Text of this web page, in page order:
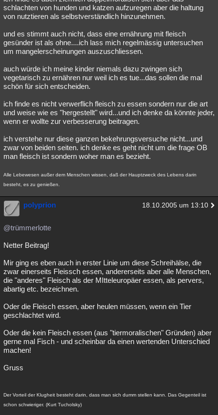
schlachten von hunden und katzen aufzuregen aber die haltung
von nutztieren als selbstverständlich hinzunehmen.
und es stimmt auch nicht, dass eine ernährung mit fleisch
gesünder ist als ohne....ich lass mich regelmässig untersuchen
um mangelerscheinungen auszuschliessen.
auch würde ich meine kinder niemals dazu zwingen sich
vegetarisch zu ernähren nur weil ich es tue...das sollen die mal
schön für sich entscheiden.
ich finde es nicht verwerflich fleisch zu essen sondern nur die art
und weise wie es "hergestellt" wird...und ich denke da könnte jeder,
wenn er wollte zur verbesserung beitragen.
ich verstehe nur diese ganzen bekehrungsversuche nicht...und
zwar von beiden seiten. ich denke es geht nicht um die frage OB
man fleisch ist sondern woher man es bezieht.
Alle Lebewesen außer dem Menschen wissen, daß der Hauptzweck des Lebens darin
besteht, es zu genießen.
polyprion 18.10.2005 um 13:10
@trümmerlotte
Netter Beitrag!
Mir ging es eben auch in erster Linie um diese Schreihälse, die
zwar einerseits Fleissch essen, andererseits aber alle Menschen,
die "anderes" Fleisch als der MItteleuropäer essen, als pervers,
abartig etc. bezeichnen.
Oder die Fleisch essen, aber heulen müssen, wenn ein Tier
geschlachtet wird.
Oder die kein Fleisch essen (aus "tiermoralischen" Gründen) aber
gerne mal Fisch - und scheinbar da einen wertenden Unterschied
machen!
Gruss
Der Vorteil der Klugheit besteht darin, dass man sich dumm stellen kann. Das Gegenteil ist
schon schwieriger. (Kurt Tucholsky)